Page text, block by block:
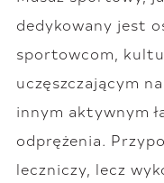
dedykowany jest
sportowcom,
uczęszczającym
innym aktywnym
odprężenia.
leczniczy, lecz